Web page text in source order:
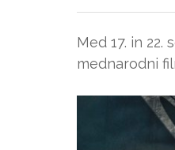
Med 17. in
mednarodni